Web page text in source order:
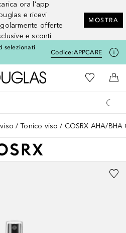
ora l'app
e ricevi
offerte
e sconti
MOSTRA
selezionati
Codice:APPCARE
A Douglas HomeAlla Mia
Al
Tonico viso COSRX AHA/